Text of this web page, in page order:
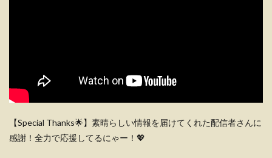
【Special Thanks🌟】素晴らしい情報を届けてくれた配信者さんに
感謝！全力で応援してるにゃー！💖